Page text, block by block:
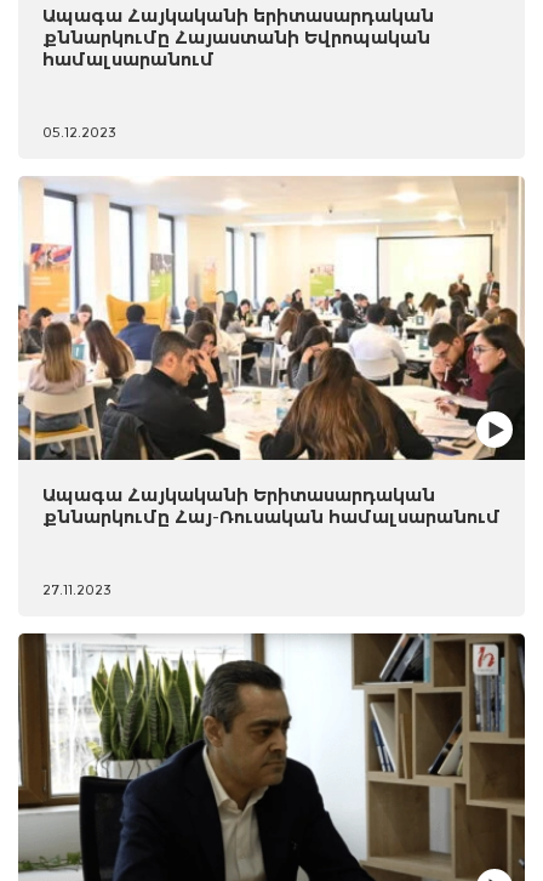
Ապագա Հայկականի երիտասարդական
քննարկումը Հայաստանի Եվրոպական
համալսարանում
05.12.2023
Ապագա Հայկականի Երիտասարդական
քննարկումը Հայ-Ռուսական համալսարանում
27.11.2023